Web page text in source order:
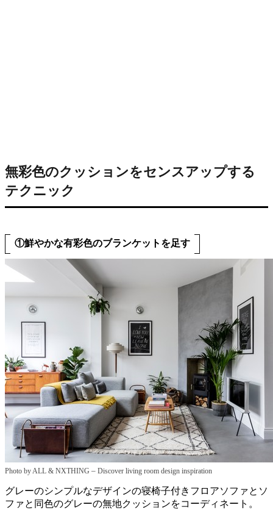
無彩色のクッションをセンスアップする
テクニック
①鮮やかな有彩色のブランケットを足す
Photo by ALL & NXTHING – Discover living room design inspiration
グレーのシンプルなデザインの寝椅子付きフロアソファとソ
ファと同色のグレーの無地クッションをコーディネート。